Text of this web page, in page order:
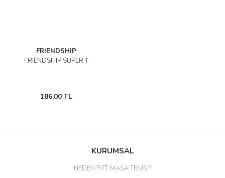
FRIENDSHIP
FRIENDSHIP SUPER T
186,00 TL
KURUMSAL
NEDEN FiTT MASA TENİSİ?